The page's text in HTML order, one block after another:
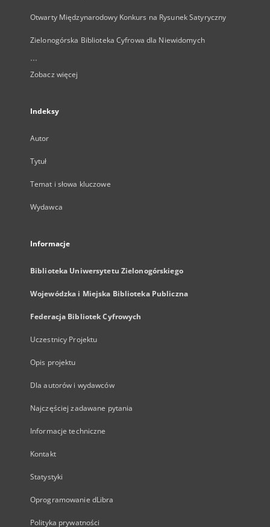
Otwarty Międzynarodowy Konkurs na Rysunek Satyryczny
Zielonogórska Biblioteka Cyfrowa dla Niewidomych
...
Zobacz więcej
Indeksy
Autor
Tytuł
Temat i słowa kluczowe
Wydawca
Informacje
Biblioteka Uniwersytetu Zielonogórskiego
Wojewódzka i Miejska Biblioteka Publiczna
Federacja Bibliotek Cyfrowych
Uczestnicy Projektu
Opis projektu
Dla autorów i wydawców
Najczęściej zadawane pytania
Informacje techniczne
Kontakt
Statystyki
Oprogramowanie dLibra
Polityka prywatności